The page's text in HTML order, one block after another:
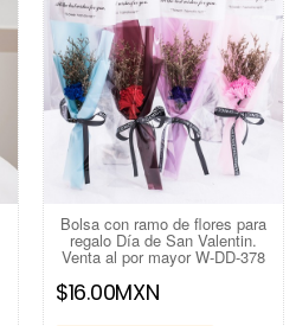
Bolsa con ramo de flores para
regalo Día de San Valentin.
Venta al por mayor W-DD-378
$16.00MXN